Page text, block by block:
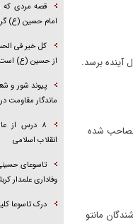
آینده برسد.
و نساجی کشور با بیان اینکه بازار پوشاک ایران با محصولات قاچاقی 4 کشور تصاحب شده
مانتو
قصه مردی که
امام حسین (ع)
کل خیر فی
از حسین (ع)
پیوند شور و
ماندگار مقاومت
۸ درس از
انقلاب اسلامی
تاسوعای
وفاداری علمدار
درک تاسوعا